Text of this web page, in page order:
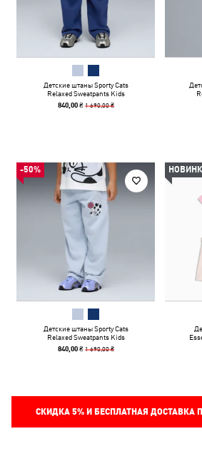
Детские штаны Sporty Cats
Relaxed Sweatpants Kids
840,00 ₴ 1 690,00 ₴
-50%
Детские штаны Sporty Cats
Relaxed Sweatpants Kids
840,00 ₴ 1 690,00 ₴
СКИДКА 5%И БЕСПЛАТНАЯ ДОСТАВКА